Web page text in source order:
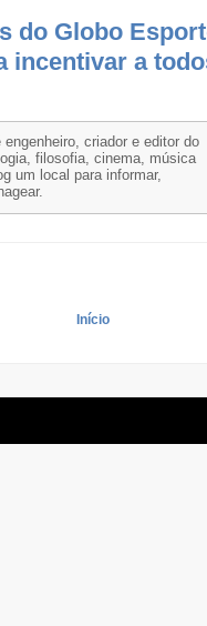
do Globo
incentivar a
engenheiro, criador e editor do
filosofia, cinema, música
um local para informar,
Início